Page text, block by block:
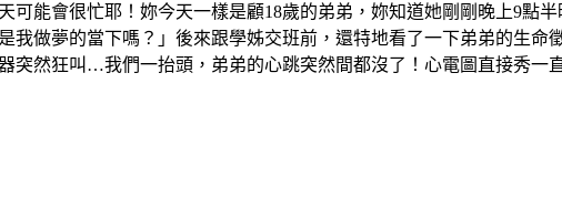
可能會很忙耶！妳今天一樣是顧18歲的弟弟，妳知道她剛剛晚上9點
我做夢的當下嗎？」後來跟學姊交班前，還特地看了一下弟弟的生
突然狂叫…我們一抬頭，弟弟的心跳突然間都沒了！心電圖直接秀一